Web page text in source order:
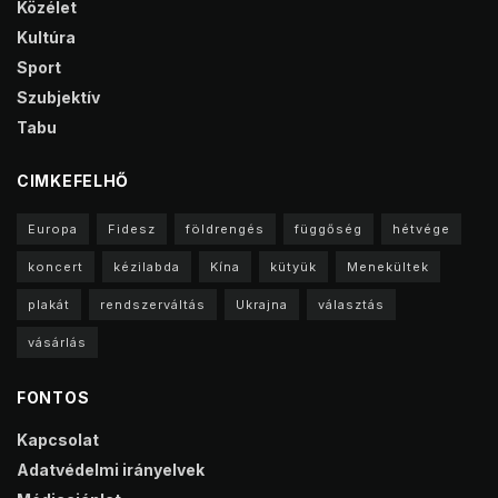
Közélet
Kultúra
Sport
Szubjektív
Tabu
CIMKEFELHŐ
Europa Fidesz földrengés függőség hétvége
koncert kézilabda Kína kütyük Menekültek
plakát rendszerváltás Ukrajna választás
vásárlás
FONTOS
Kapcsolat
Adatvédelmi irányelvek